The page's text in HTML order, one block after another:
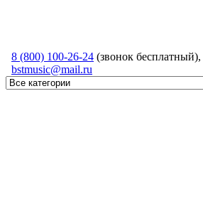
8 (800) 100-26-24 (звонок бесплатный),
bstmusic@mail.ru